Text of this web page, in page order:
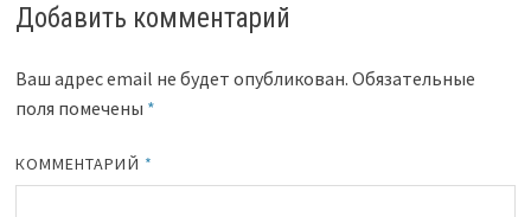
Добавить комментарий
Ваш адрес email не будет опубликован. Обязательные
поля помечены *
КОММЕНТАРИЙ *